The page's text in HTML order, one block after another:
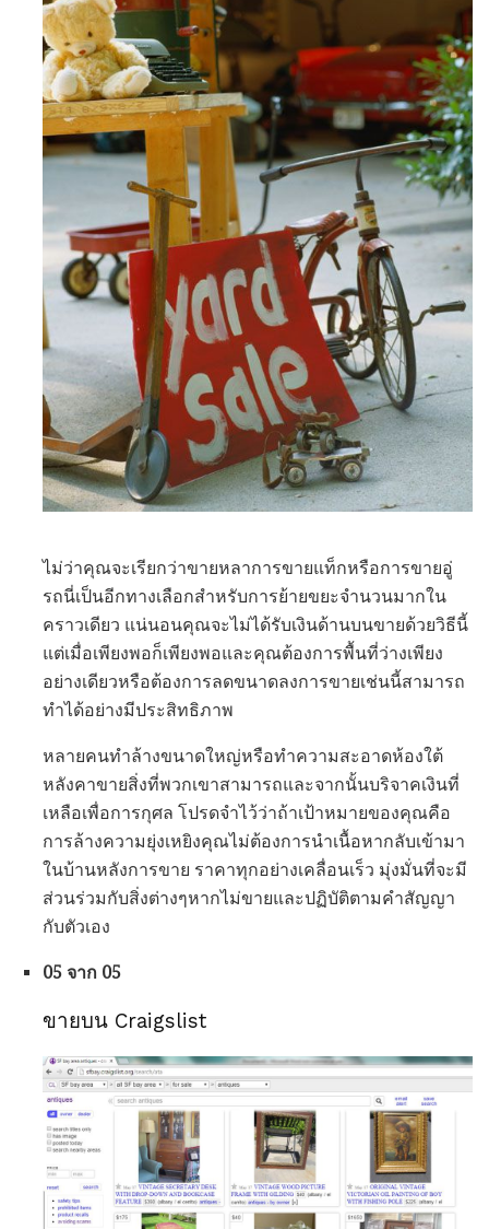
ไม่ว่าคุณจะเรียกว่าขายหลาการขายแท็กหรือการขายอู่
รถนี่เป็นอีกทางเลือกสำหรับการย้ายขยะจำนวนมากใน
คราวเดียว แน่นอนคุณจะไม่ได้รับเงินด้านบนขายด้วยวิธีนี้
แต่เมื่อเพียงพอก็เพียงพอและคุณต้องการพื้นที่ว่างเพียง
อย่างเดียวหรือต้องการลดขนาดลงการขายเช่นนี้สามารถ
ทำได้อย่างมีประสิทธิภาพ
หลายคนทำล้างขนาดใหญ่หรือทำความสะอาดห้องใต้
หลังคาขายสิ่งที่พวกเขาสามารถและจากนั้นบริจาคเงินที่
เหลือเพื่อการกุศล โปรดจำไว้ว่าถ้าเป้าหมายของคุณคือ
การล้างความยุ่งเหยิงคุณไม่ต้องการนำเนื้อหากลับเข้ามา
ในบ้านหลังการขาย ราคาทุกอย่างเคลื่อนเร็ว มุ่งมั่นที่จะมี
ส่วนร่วมกับสิ่งต่างๆหากไม่ขายและปฏิบัติตามคำสัญญา
กับตัวเอง
05 จาก 05
ขายบน Craigslist